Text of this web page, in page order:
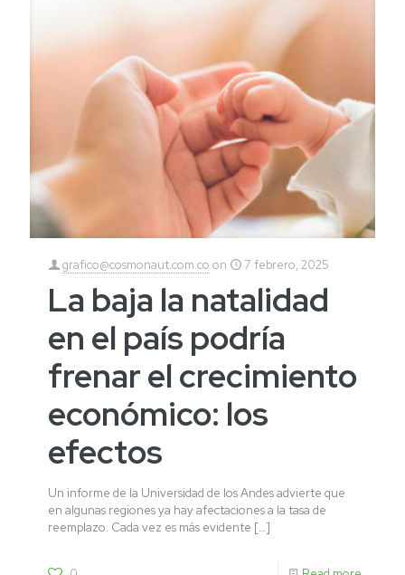
grafico@cosmonaut.com.co on 7 febrero, 2025
La baja la natalidad
en el país podría
frenar el crecimiento
económico: los
efectos
Un informe de la Universidad de los Andes advierte que
en algunas regiones ya hay afectaciones a la tasa de
reemplazo. Cada vez es más evidente […]